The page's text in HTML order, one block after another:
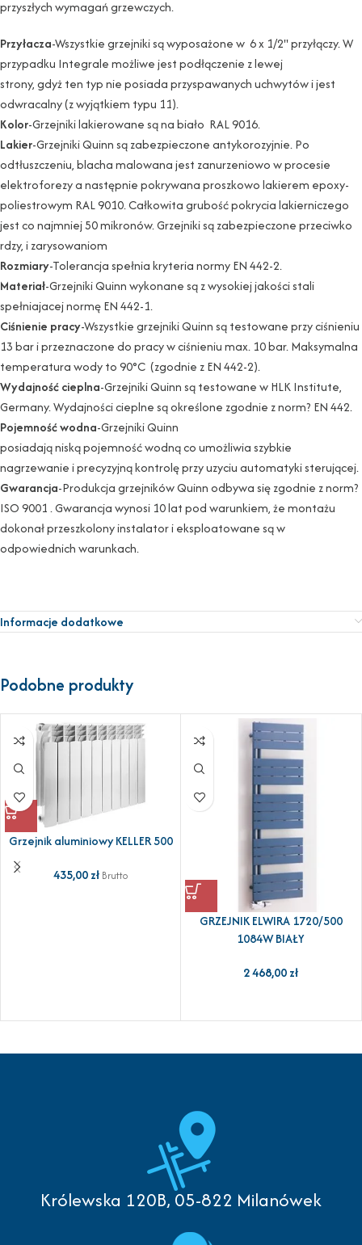
przyszłych wymagań grzewczych.
Przyłacza-Wszystkie grzejniki są wyposażone w 6 x 1/2" przyłączy. W
przypadku Integrale możliwe jest podłączenie z lewej
strony, gdyż ten typ nie posiada przyspawanych uchwytów i jest
odwracalny (z wyjątkiem typu 11).
Kolor-Grzejniki lakierowane są na biało RAL 9016.
Lakier-Grzejniki Quinn są zabezpieczone antykorozyjnie. Po
odtłuszczeniu, blacha malowana jest zanurzeniowo w procesie
elektroforezy a następnie pokrywana proszkowo lakierem epoxy-
poliestrowym RAL 9010. Całkowita grubość pokrycia lakierniczego
jest co najmniej 50 mikronów. Grzejniki są zabezpieczone przeciwko
rdzy, i zarysowaniom
Rozmiary-Tolerancja spełnia kryteria normy EN 442-2.
Materiał-Grzejniki Quinn wykonane są z wysokiej jakości stali
spełniajacej normę EN 442-1.
Ciśnienie pracy-Wszystkie grzejniki Quinn są testowane przy ciśnieniu
13 bar i przeznaczone do pracy w ciśnieniu max. 10 bar. Maksymalna
temperatura wody to 90°C (zgodnie z EN 442-2).
Wydajność cieplna-Grzejniki Quinn są testowane w HLK Institute,
Germany. Wydajności cieplne są określone zgodnie z norm? EN 442.
Pojemność wodna-Grzejniki Quinn
posiadają niską pojemność wodną co umożliwia szybkie
nagrzewanie i precyzyjną kontrolę przy uzyciu automatyki sterującej.
Gwarancja-Produkcja grzejników Quinn odbywa się zgodnie z norm?
ISO 9001 . Gwarancja wynosi 10 lat pod warunkiem, że montażu
dokonał przeszkolony instalator i eksploatowane są w
odpowiednich warunkach.
Informacje dodatkowe
Podobne produkty
Grzejnik aluminiowy KELLER 500
435,00zł Brutto
GRZEJNIK ELWIRA 1720/500
1084W BIAŁY
2 468,00zł
Królewska 120B, 05-822 Milanówek